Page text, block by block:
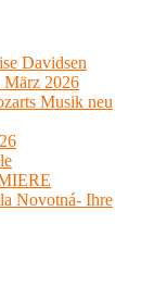
Davidsen
2026
Musik neu
Novotná- Ihre